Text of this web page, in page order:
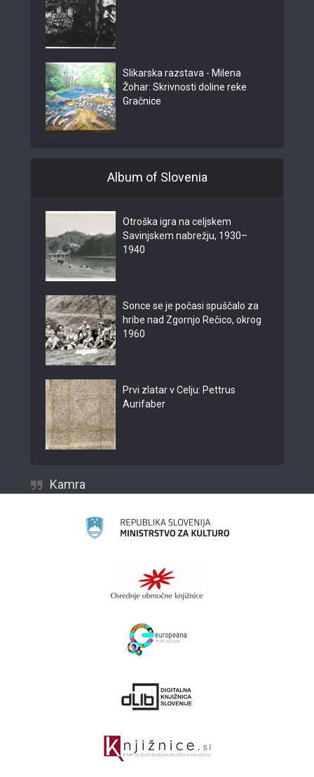
Slikarska razstava - Milena
Žohar: Skrivnosti doline reke
Gračnice
Album of Slovenia
Otroška igra na celjskem
Savinjskem nabrežju, 1930–
1940
Sonce se je počasi spuščalo za
hribe nad Zgornjo Rečico, okrog
1960
Prvi zlatar v Celju: Pettrus
Aurifaber
Kamra